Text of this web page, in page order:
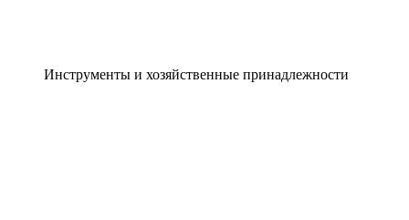
Инструменты и хозяйственные принадлежности